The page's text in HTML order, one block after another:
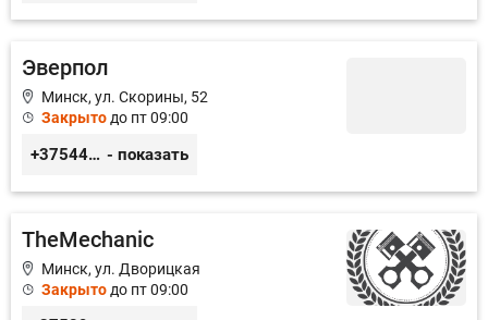
Эверпол
Минск, ул. Скорины, 52
Закрытодо пт 09:00
+375445115366 - показать
TheMechanic
Минск, ул. Дворицкая
Закрыто до пт 09:00